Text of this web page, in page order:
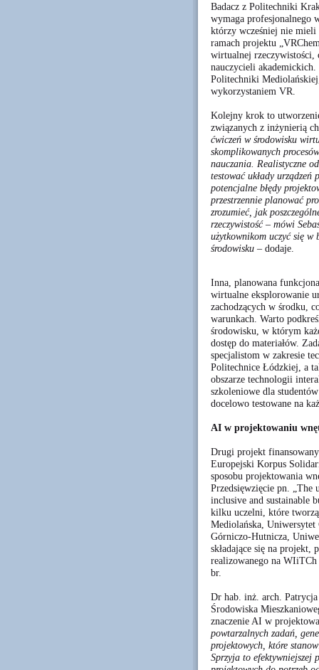
Badacz z Politechniki
wymaga profesjonalnego
którzy wcześniej nie
ramach projektu
wirtualnej rzeczywistości,
nauczycieli
Politechniki
wykorzystaniem VR.
Kolejny krok to
związanych z inżynierią
ćwiczeń w środowisku
skomplikowanych
nauczania. Realistyczne
testować układy
potencjalne błędy
przestrzennie planować
zrozumieć, jak
rzeczywistość – mówi
użytkownikom uczyć się w
środowisku – dodaje.
Inna, planowana
wirtualne eksplorowanie
zachodzących w środku,
warunkach. Warto
środowisku, w którym
dostęp do materiałów.
specjalistom w zakresie
Politechnice Łódzkiej, a
obszarze technologii
szkoleniowe dla
docelowo testowane na
AI w projektowaniu
Drugi projekt
Europejski Korpus
sposobu projektowania
Przedsięwzięcie pn. „The
inclusive and sustainable
kilku uczelni, które
Mediolańska,
Górniczo-Hutnicza,
składające się na projekt,
realizowanego na
br.
Dr hab. inż. arch.
Środowiska
znaczenie AI w
powtarzalnych zadań,
projektowych, które
Sprzyja to efektywniejszej